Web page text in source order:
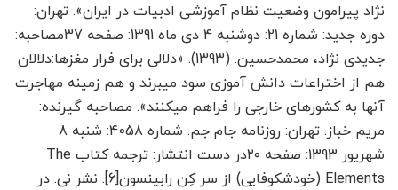
نژاد پیرامون وضعیت نظام آموزشی ادبیات در ایران». تهران:
دوره جدید: شماره 21: دوشنبه 4 دی ماه 1391: صفحه 37مصاحبه:
جدیدی نژاد، محمدحسین. (1393). «دلالی برای فرار مغزها:دلالان
هم از اختراعات دانش آموزی سود می­برند و هم زمینه مهاجرت
آنها به کشورهای خارجی را فراهم می­کنند». مصاحبه گیرنده:
مریم خباز. تهران: روزنامه جام جم. شماره 4058: شنبه 8
شهریور 1393: صفحه ۲۰در دست انتشار: ترجمه کتاب The
Elements (خودشکوفایی) از سر کِن رابینسون[6]. نشر نی. در